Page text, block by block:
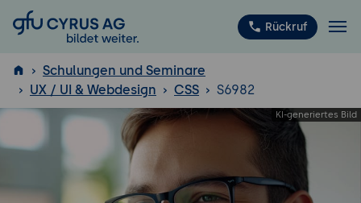
GFU Cyrus AG Rückruf
ISTQB
Schulungen und Seminare
UX / UI & Webdesign
CSS S6982